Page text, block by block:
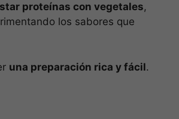
proteínas con vegetales,
los sabores que
una preparación rica y fácil.